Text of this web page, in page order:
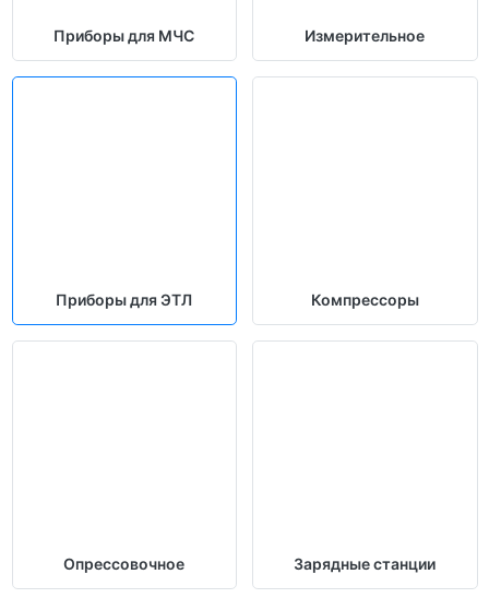
Приборы для МЧС Измерительное
Приборы для ЭТЛ Компрессоры
Опрессовочное Зарядные станции